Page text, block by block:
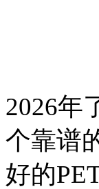
2026年
个靠谱
好的